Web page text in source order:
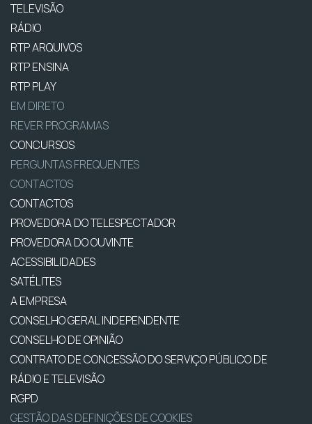
TELEVISÃO
RÁDIO
RTP ARQUIVOS
RTP ENSINA
RTP PLAY
EM DIRETO
REVER PROGRAMAS
CONCURSOS
PERGUNTAS FREQUENTES
CONTACTOS
CONTACTOS
PROVEDORA DO TELESPECTADOR
PROVEDORA DO OUVINTE
ACESSIBILIDADES
SATÉLITES
A EMPRESA
CONSELHO GERAL INDEPENDENTE
CONSELHO DE OPINIÃO
CONTRATO DE CONCESSÃO DO SERVIÇO PÚBLICO DE
RÁDIO E TELEVISÃO
RGPD
GESTÃO DAS DEFINIÇÕES DE COOKIES